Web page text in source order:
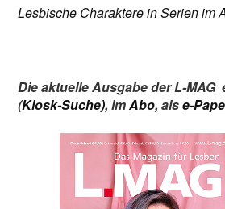
Lesbische Charaktere in Serien im
Die aktuelle Ausgabe der L-MAG
(Kiosk-Suche),imAbo,alse-